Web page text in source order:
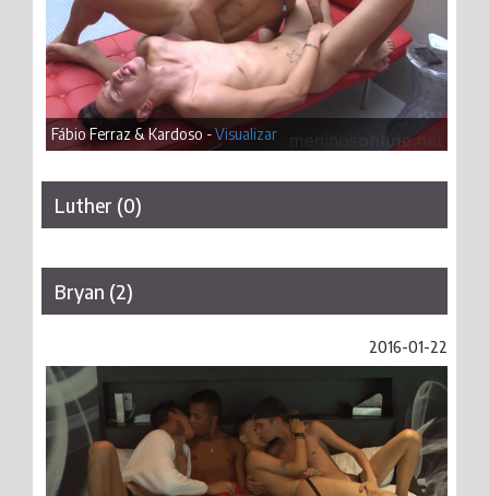
Fábio Ferraz & Kardoso -Visualizar
Luther (0)
Bryan (2)
2016-01-22